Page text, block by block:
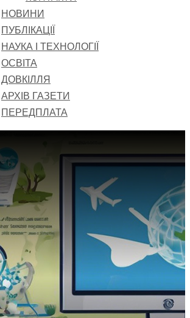
НОВИНИ
ПУБЛІКАЦІЇ
НАУКА І ТЕХНОЛОГІЇ
ОСВІТА
ДОВКІЛЛЯ
АРХІВ ГАЗЕТИ
ПЕРЕДПЛАТА